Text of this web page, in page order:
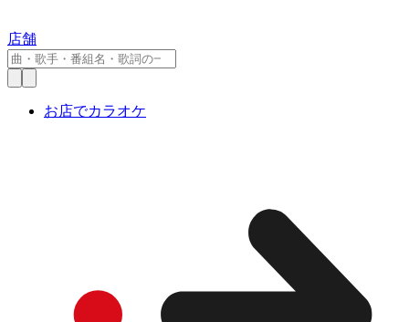
店舗
お店でカラオケ